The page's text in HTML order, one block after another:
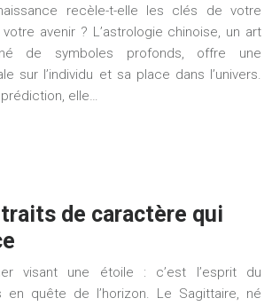
recèle-t-elle les clés de votre
avenir ? L’astrologie chinoise, un art
de symboles profonds, offre une
sur l’individu et sa place dans l’univers.
prédiction, elle…
de caractère qui
visant une étoile : c’est l’esprit du
en quête de l’horizon. Le Sagittaire, né